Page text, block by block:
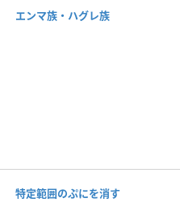
エンマ族・ハグレ族
特定範囲のぷにを消す